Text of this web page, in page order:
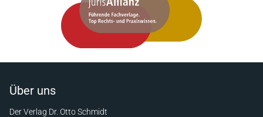
Über uns
Der Verlag Dr. Otto Schmidt